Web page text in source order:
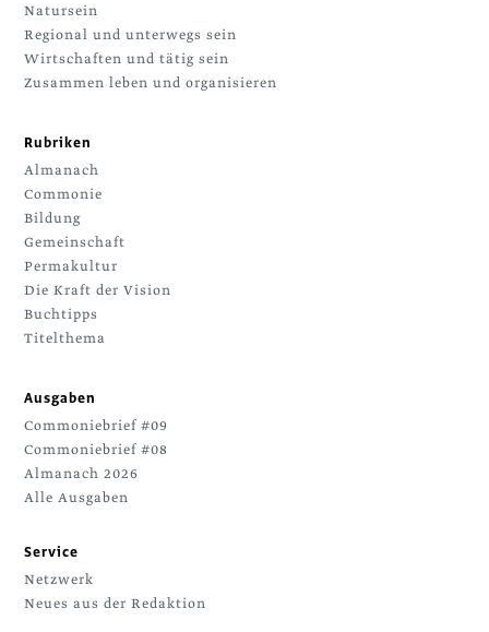
Natursein
Regional und unterwegs sein
Wirtschaften und tätig sein
Zusammen leben und organisieren
Rubriken
Almanach
Commonie
Bildung
Gemeinschaft
Permakultur
Die Kraft der Vision
Buchtipps
Titelthema
Ausgaben
Commoniebrief #09
Commoniebrief #08
Almanach 2026
Alle Ausgaben
Service
Netzwerk
Neues aus der Redaktion